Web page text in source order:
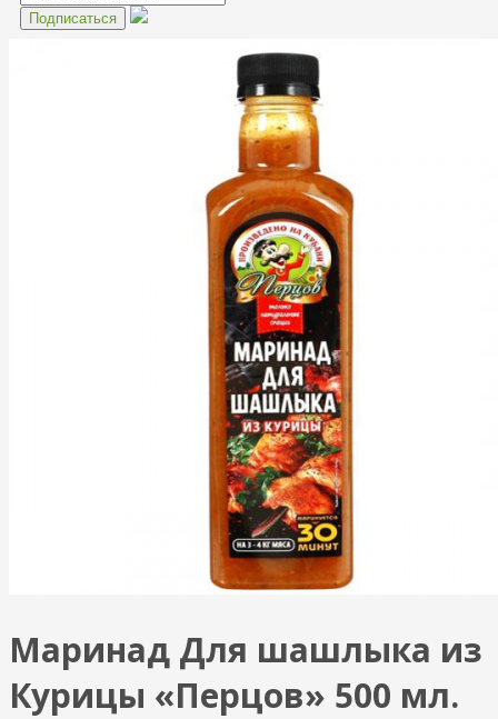
Маринад Для шашлыка из
Курицы «Перцов» 500 мл.